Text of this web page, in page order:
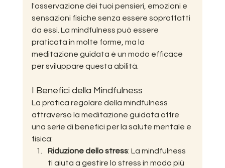
l'osservazione dei tuoi pensieri, emozioni e
sensazioni fisiche senza essere sopraffatti
da essi. La mindfulness può essere
praticata in molte forme, ma la
meditazione guidata è un modo efficace
per sviluppare questa abilità.
I Benefici della Mindfulness
La pratica regolare della mindfulness
attraverso la meditazione guidata offre
una serie di benefici per la salute mentale e
fisica:
Riduzione dello stress: La mindfulness
ti aiuta a gestire lo stress in modo più